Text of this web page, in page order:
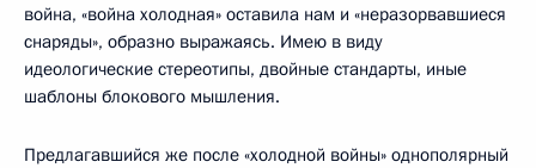
война, «война холодная» оставила нам и «неразорвавшиеся
снаряды», образно выражаясь. Имею в виду
идеологические стереотипы, двойные стандарты, иные
шаблоны блокового мышления.
Предлагавшийся же после «холодной войны» однополярный